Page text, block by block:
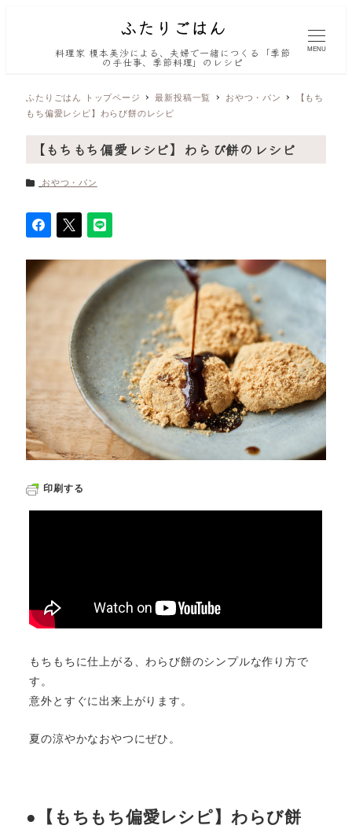
料理家 榎本美沙による、夫婦で一緒につくる「季節
の手仕事、季節料理」のレシピ
MENU
ふたりごはん トップページ 最新投稿一覧 おやつ・パン
【もち
もち偏愛レシピ】わらび餅のレシピ
【もちもち偏愛レシピ】わらび餅のレシピ
カテゴリー
おやつ・パン
印刷する
もちもちに仕上がる、わらび餅のシンプルな作り方で
す。
意外とすぐに出来上がります。
夏の涼やかなおやつにぜひ。
●【もちもち偏愛レシピ】わらび餅